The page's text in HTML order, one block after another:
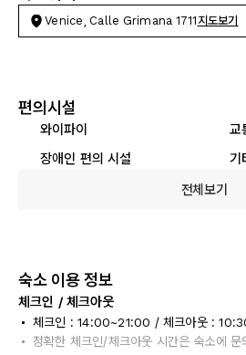
Venice, Calle Grimana 1711 지도보기
편의시설
와이파이
교
장애인 편의 시설
기
전체보기
숙소 이용 정보
체크인 / 체크아웃
체크인 : 14:00~21:00 / 체크아웃 :
정확한 체크인/체크아웃 시간은 숙소에 문